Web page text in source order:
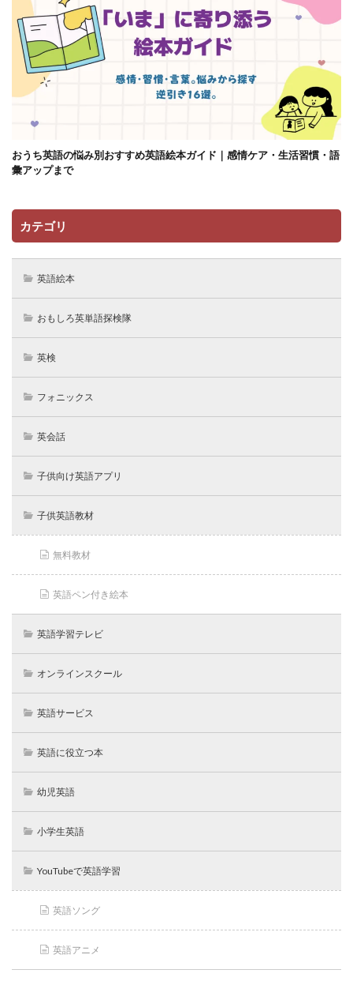
おうち英語の悩み別おすすめ英語絵本ガイド｜感情ケア・生活習慣・語
彙アップまで
カテゴリ
英語絵本
おもしろ英単語探検隊
英検
フォニックス
英会話
子供向け英語アプリ
子供英語教材
無料教材
英語ペン付き絵本
英語学習テレビ
オンラインスクール
英語サービス
英語に役立つ本
幼児英語
小学生英語
YouTubeで英語学習
英語ソング
英語アニメ